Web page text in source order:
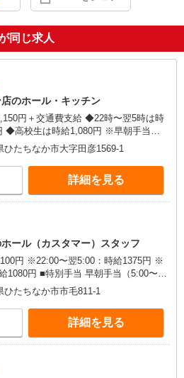
同じ求人
のホール・キッチン
円＋交通費支給 ◆22時〜翌5時は時
◆高校生は時給1,080円 ※早朝手当
給＋250円 ※研修中も給与の変
ひたちなか市大字田彦1569-1
詳細を見る
ール（カスタマー）スタッフ
円 ※22:00〜翌5:00：時給1375円 ※
当 早朝手当（5:00〜
＋200円
ひたちなか市市毛811-1
詳細を見る